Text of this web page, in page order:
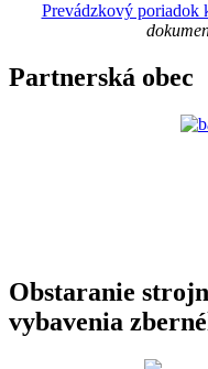
Prevádzkový poriadok
Partnerská obec
Obstaranie
vybavenia